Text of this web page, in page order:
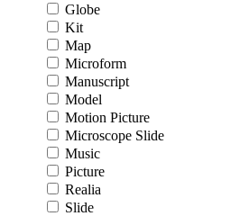
Globe
Kit
Map
Microform
Manuscript
Model
Motion Picture
Microscope Slide
Music
Picture
Realia
Slide